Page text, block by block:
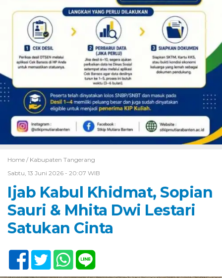
Home / Kabupaten Tangerang
Sabtu, 13 Juni 2026 - 20:07 WIB
Ijab Kabul Khidmat, Sopian
Sauri & Mhita Dwi Lestari
Satukan Cinta